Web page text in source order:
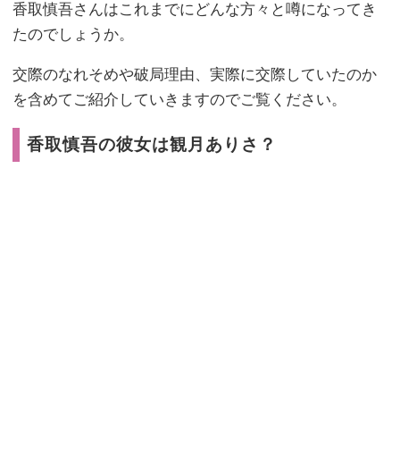
香取慎吾さんはこれまでにどんな方々と噂になってき
たのでしょうか。
交際のなれそめや破局理由、実際に交際していたのか
を含めてご紹介していきますのでご覧ください。
香取慎吾の彼女は観月ありさ？